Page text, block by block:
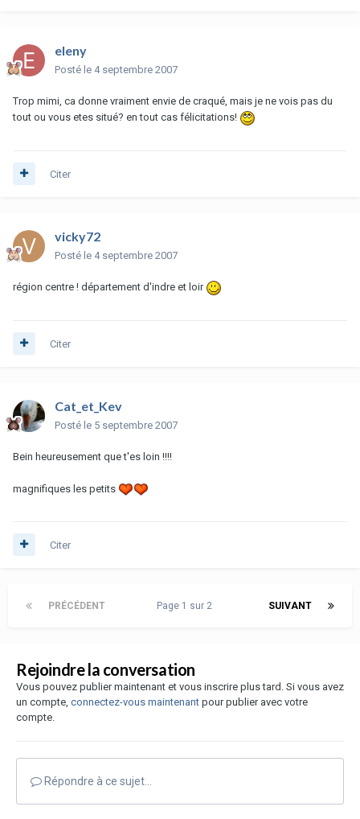
eleny
Posté le 4 septembre 2007
Trop mimi, ca donne vraiment envie de craqué, mais je ne vois pas du
tout ou vous etes situé? en tout cas félicitations!
Citer
vicky72
Posté le 4 septembre 2007
région centre ! département d'indre et loir
Citer
Cat_et_Kev
Posté le 5 septembre 2007
Bein heureusement que t'es loin !!!!
magnifiques les petits
Citer
PRÉCÉDENT SUIVANT
Page 1 sur 2
Rejoindre la conversation
Vous pouvez publier maintenant et vous inscrire plus tard. Si vous avez
un compte, connectez-vous maintenant pour publier avec votre
compte.
Répondre à ce sujet…